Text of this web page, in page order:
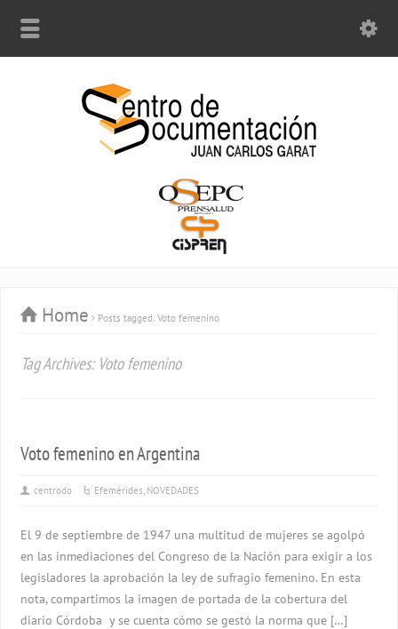
Home Posts tagged: Voto femenino
Tag Archives: Voto femenino
Voto femenino en Argentina
centrodo Efemérides, NOVEDADES
El 9 de septiembre de 1947 una multitud de mujeres se agolpó
en las inmediaciones del Congreso de la Nación para exigir a los
legisladores la aprobación la ley de sufragio femenino. En esta
nota, compartimos la imagen de portada de la cobertura del
diario Córdoba y se cuenta cómo se gestó la norma que […]